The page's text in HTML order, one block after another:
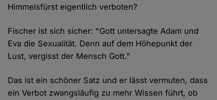
Himmelsfürst eigentlich verboten?
Fischer ist sich sicher: "Gott untersagte Adam und
Eva die Sexualität. Denn auf dem Höhepunkt der
Lust, vergisst der Mensch Gott."
Das ist ein schöner Satz und er lässt vermuten, dass
ein Verbot zwangsläufig zu mehr Wissen führt, ob